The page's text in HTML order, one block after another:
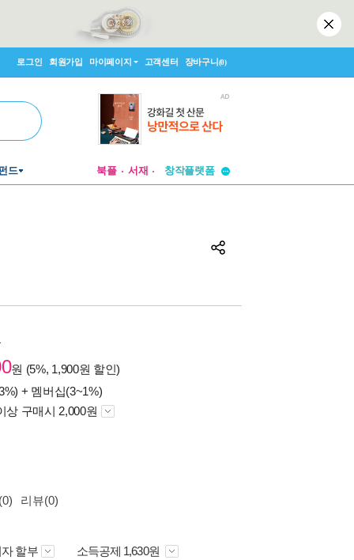
로그인 회원가입 마이페이지 고객센터 장바구니(0)
드 북플 서재
창작플랫폼
원 (5%, 1,900원 할인)
+ 멤버십(3~1%)
상 구매시 2,000원
리뷰(0)
할부 소득공제 1,630원